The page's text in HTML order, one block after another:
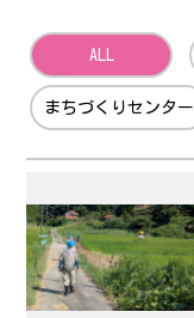
コミュニティ
産直市
お問い合わせ
ALL
まちづくりセンター